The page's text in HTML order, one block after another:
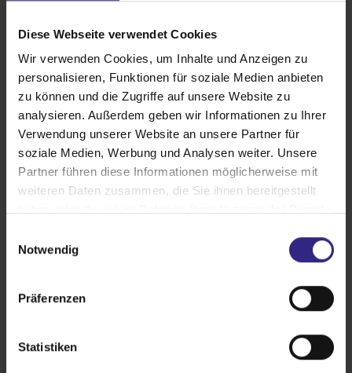
Diese Webseite verwendet Cookies
Wir verwenden Cookies, um Inhalte und Anzeigen zu
personalisieren, Funktionen für soziale Medien anbieten
zu können und die Zugriffe auf unsere Website zu
analysieren. Außerdem geben wir Informationen zu Ihrer
Verwendung unserer Website an unsere Partner für
soziale Medien, Werbung und Analysen weiter. Unsere
Partner führen diese Informationen möglicherweise mit
weiteren Daten zusammen, die Sie ihnen bereitgestellt
Notwendig
Präferenzen
Statistiken
Aufsetz-Rollläden
Verschiedene Kastenausführungen verfügbar
Fensteranbindung per Clipbefestigung
Für kleine Maueröffnungen geeignet
Effektive Wärmedämmung nach EnEV
Produktdetails